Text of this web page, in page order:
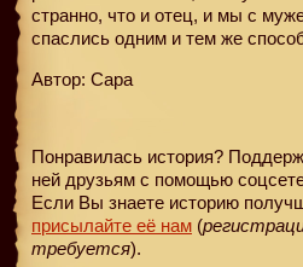
странно, что и отец, и мы с
спаслись одним и тем же
Автор: Сара
Понравилась история?
ней друзьям с помощью
Если Вы знаете историю
присылайте её нам (
требуется).